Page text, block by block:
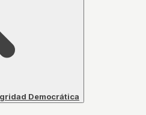
Democrática